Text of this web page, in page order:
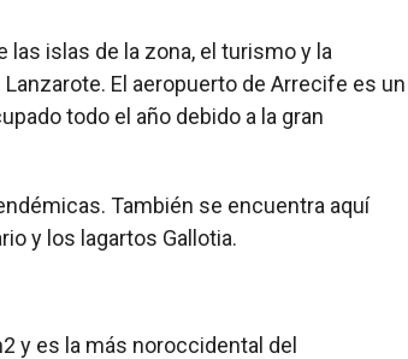
las islas de la zona, el turismo y la
El aeropuerto de Arrecife es un
todo el año debido a la gran
También se encuentra aquí
y los lagartos Gallotia.
y es la más noroccidental del